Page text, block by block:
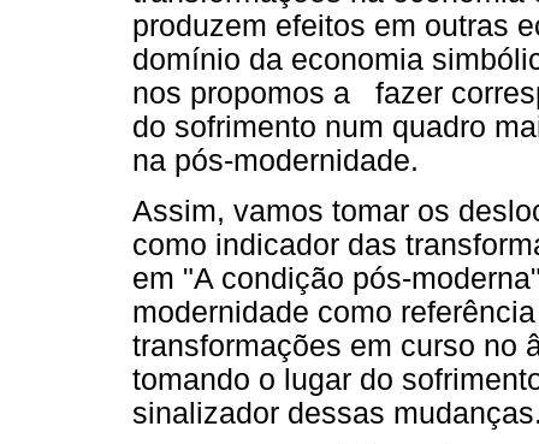
produzem efeitos em outras
domínio da economia
nos propomos a fazer
do sofrimento num quadro
na pós-modernidade.
Assim, vamos tomar os
como indicador das
em "A condição pós-
modernidade como
transformações em curso no
tomando o lugar do
sinalizador dessas